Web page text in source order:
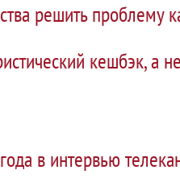
решить
кешбэк, а
в интервью